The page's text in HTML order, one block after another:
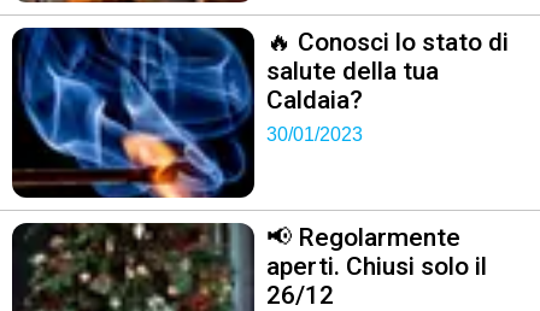
🔥 Conosci lo stato di
salute della tua
Caldaia?
30/01/2023
📢 Regolarmente
aperti. Chiusi solo il
26/12